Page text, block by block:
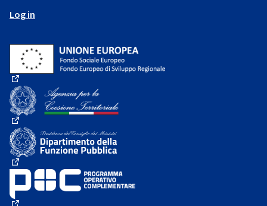
Log in
(External link)
(External link)
(External link)